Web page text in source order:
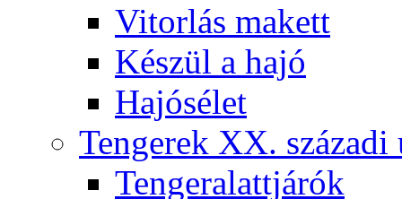
Vitorlás makett
Készül a hajó
Hajósélet
Tengerek XX. századi
Tengeralattjárók